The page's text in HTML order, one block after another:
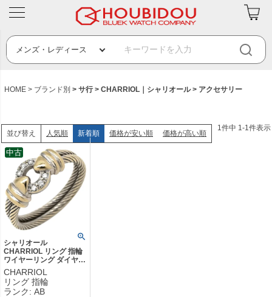
HOME ブランド別 サ行 CHARRIOL｜シャリオール アクセサリー
並び替え 人気順 新着順 価格が安い順 価格が高い順
1件中 1-1件表示
シャリオール
CHARRIOL リング 指輪
ワイヤーリング ダイヤ
ホワイトゴールド 750
18K WG 13号 【中古】
中古品
CHARRIOL
リング 指輪
ランク: AB
中古